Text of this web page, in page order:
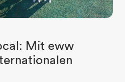
Mit eww